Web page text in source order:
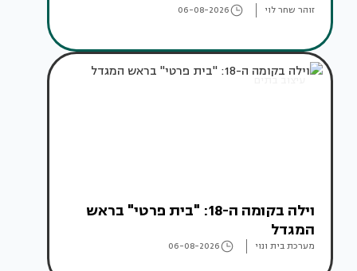
זוהר שחר לוי 06-08-2026
עיצוב בתים
וילה בקומה ה-18: "בית פרטי" בראש
המגדל
מערכת בית ונוי 06-08-2026